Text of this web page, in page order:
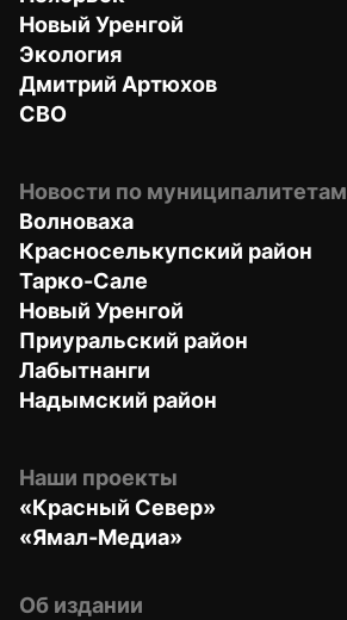
Новый Уренгой
Экология
Дмитрий Артюхов
СВО
Новости по муниципалитетам
Волноваха
Красноселькупский район
Тарко-Сале
Новый Уренгой
Приуральский район
Лабытнанги
Надымский район
Наши проекты
«Красный Север»
«Ямал-Медиа»
Об издании